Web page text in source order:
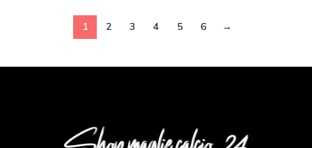
1 2 3 4 5 6 →